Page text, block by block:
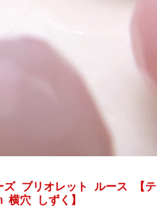
ズ ブリオレット ルース 【テ
横穴 しずく】